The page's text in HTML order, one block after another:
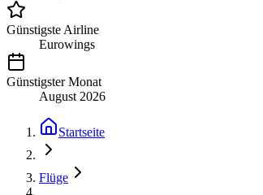
Günstigste Airline
Eurowings
Günstigster Monat
August 2026
Startseite
Flüge